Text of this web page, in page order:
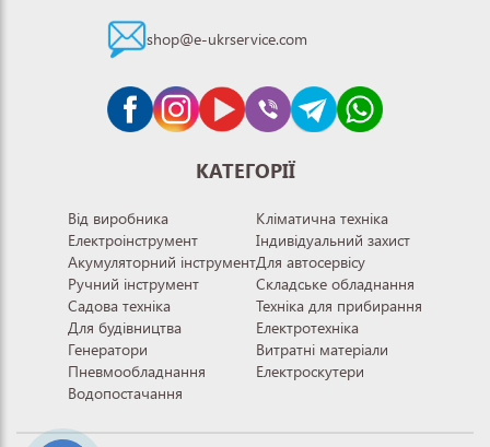
shop@e-ukrservice.com
КАТЕГОРІЇ
Від виробника
Електроінструмент
Акумуляторний інструмент
Ручний інструмент
Садова техніка
Для будівництва
Генератори
Пневмообладнання
Водопостачання
Кліматична техніка
Індивідуальний захист
Для автосервісу
Складське обладнання
Техніка для прибирання
Електротехніка
Витратні матеріали
Електроскутери